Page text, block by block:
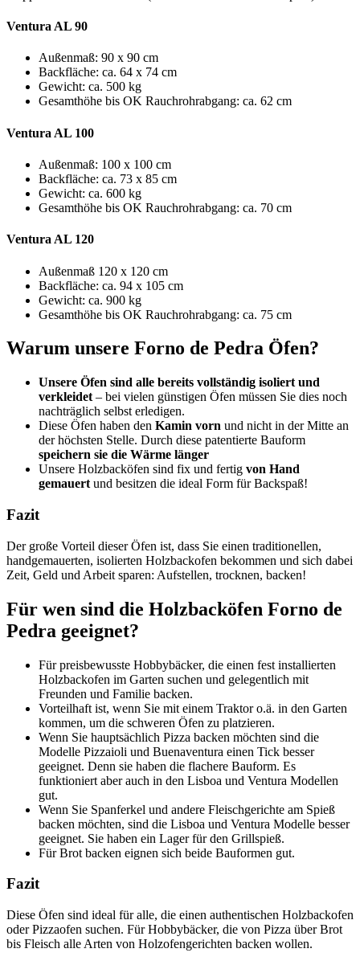
Ventura AL 90
Außenmaß: 90 x 90 cm
Backfläche: ca. 64 x 74 cm
Gewicht: ca. 500 kg
Gesamthöhe bis OK Rauchrohrabgang: ca. 62 cm
Ventura AL 100
Außenmaß: 100 x 100 cm
Backfläche: ca. 73 x 85 cm
Gewicht: ca. 600 kg
Gesamthöhe bis OK Rauchrohrabgang: ca. 70 cm
Ventura AL 120
Außenmaß 120 x 120 cm
Backfläche: ca. 94 x 105 cm
Gewicht: ca. 900 kg
Gesamthöhe bis OK Rauchrohrabgang: ca. 75 cm
Warum unsere Forno de Pedra Öfen?
Unsere Öfen sind alle bereits vollständig isoliert und
verkleidet – bei vielen günstigen Öfen müssen Sie dies noch
nachträglich selbst erledigen.
Diese Öfen haben den Kamin vorn und nicht in der Mitte an
der höchsten Stelle. Durch diese patentierte Bauform
speichern sie die Wärme länger
Unsere Holzbacköfen sind fix und fertig von Hand
gemauert und besitzen die ideal Form für Backspaß!
Fazit
Der große Vorteil dieser Öfen ist, dass Sie einen traditionellen,
handgemauerten, isolierten Holzbackofen bekommen und sich dabei
Zeit, Geld und Arbeit sparen: Aufstellen, trocknen, backen!
Für wen sind die Holzbacköfen Forno de
Pedra geeignet?
Für preisbewusste Hobbybäcker, die einen fest installierten
Holzbackofen im Garten suchen und gelegentlich mit
Freunden und Familie backen.
Vorteilhaft ist, wenn Sie mit einem Traktor o.ä. in den Garten
kommen, um die schweren Öfen zu platzieren.
Wenn Sie hauptsächlich Pizza backen möchten sind die
Modelle Pizzaioli und Buenaventura einen Tick besser
geeignet. Denn sie haben die flachere Bauform. Es
funktioniert aber auch in den Lisboa und Ventura Modellen
gut.
Wenn Sie Spanferkel und andere Fleischgerichte am Spieß
backen möchten, sind die Lisboa und Ventura Modelle besser
geeignet. Sie haben ein Lager für den Grillspieß.
Für Brot backen eignen sich beide Bauformen gut.
Fazit
Diese Öfen sind ideal für alle, die einen authentischen Holzbackofen
oder Pizzaofen suchen. Für Hobbybäcker, die von Pizza über Brot
bis Fleisch alle Arten von Holzofengerichten backen wollen.